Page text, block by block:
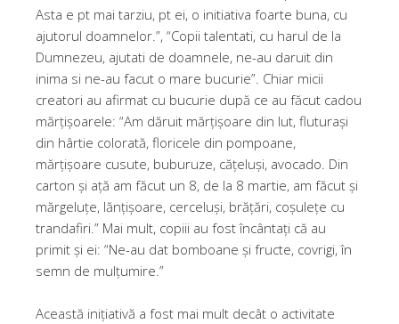
Asta e pt mai tarziu, pt ei, o initiativa foarte buna, cu
ajutorul doamnelor.”, “Copii talentati, cu harul de la
Dumnezeu, ajutati de doamnele, ne-au daruit din
inima si ne-au facut o mare bucurie”. Chiar micii
creatori au afirmat cu bucurie după ce au făcut cadou
mărțișoarele: “Am dăruit mărțișoare din lut, fluturași
din hârtie colorată, floricele din pompoane,
mărțișoare cusute, buburuze, cățeluși, avocado. Din
carton și ață am făcut un 8, de la 8 martie, am făcut și
mărgeluțe, lănțișoare, cerceluși, brățări, coșulețe cu
trandafiri.” Mai mult, copiii au fost încântați că au
primit și ei: “Ne-au dat bomboane și fructe, covrigi, în
semn de mulțumire.”
Această inițiativă a fost mai mult decât o activitate